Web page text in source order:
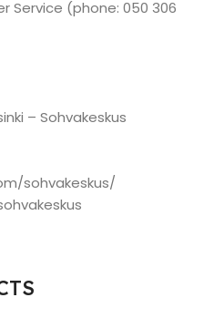
Service (phone: 050 306
– Sohvakeskus
sohvakeskus/